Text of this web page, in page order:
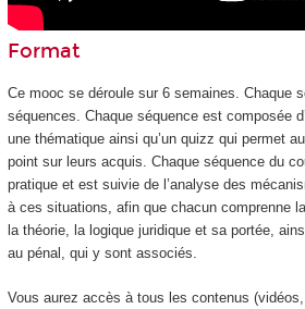
Format
Ce mooc se déroule sur 6 semaines. Chaque
séquences. Chaque séquence est composée
une thématique ainsi qu’un quizz qui permet
point sur leurs acquis. Chaque séquence du
pratique et est suivie de l’analyse des
à ces situations, afin que chacun comprenne
la théorie, la logique juridique et sa portée,
au pénal, qui y sont associés.
Vous aurez accès à tous les contenus